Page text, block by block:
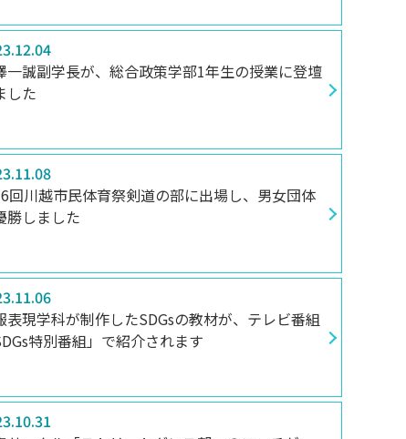
一誠副学長が、総合政策学部1年生の授業に登壇
した
回川越市民体育祭剣道の部に出場し、男女団体
勝しました
表現学科が制作したSDGsの教材が、テレビ番組
特別番組」で紹介されます